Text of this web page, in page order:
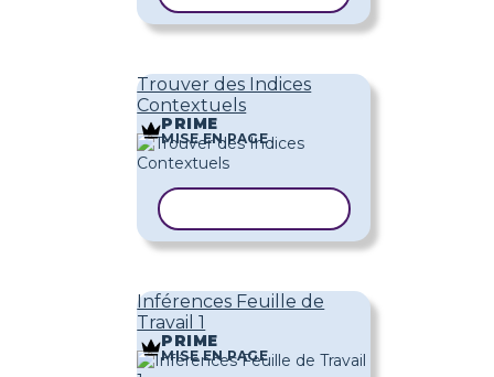
Trouver des Indices
Contextuels
PRIME
MISE EN PAGE
Inférences Feuille de
Travail 1
PRIME
MISE EN PAGE